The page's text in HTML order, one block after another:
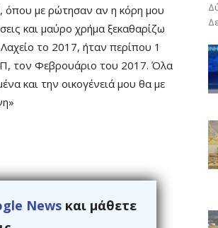
όπου με ρώτησαν αν η κόρη μου
και μαύρο χρήμα ξεκαθαρίζω
το 2017, ήταν περίπου 1
τον Φεβρουάριο του 2017. Όλα
και την οικογένειά μου θα με
Newsκαι μάθετε